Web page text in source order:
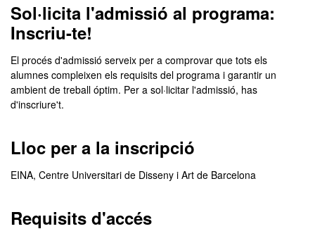
Sol·licita l'admissió al programa:
Inscriu-te!
El procés d'admissió serveix per a comprovar que tots els
alumnes compleixen els requisits del programa i garantir un
ambient de treball óptim. Per a sol·licitar l'admissió, has
d'inscriure't.
Lloc per a la inscripció
EINA, Centre Universitari de Disseny i Art de Barcelona
Requisits d'accés